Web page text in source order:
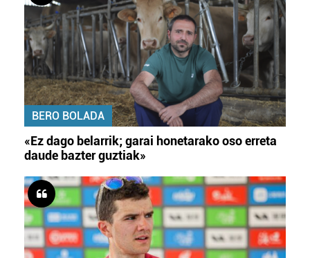
BERO BOLADA
«Ez dago belarrik; garai honetarako oso erreta
daude bazter guztiak»